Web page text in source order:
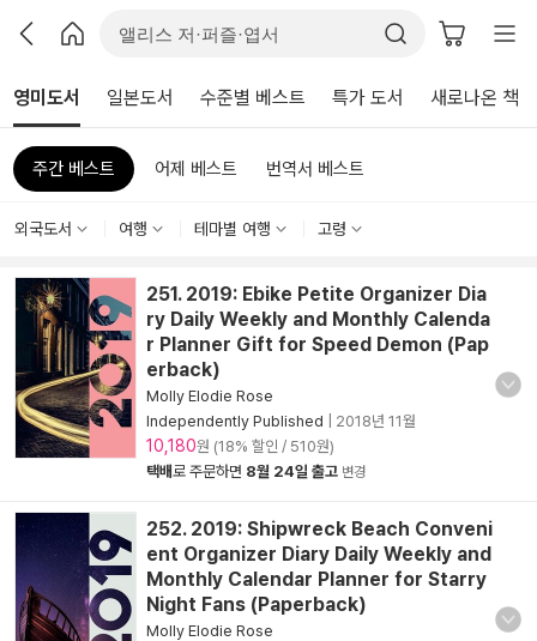
영미도서 일본도서 수준별 베스트 특가 도서 새로나온 책
주간 베스트 어제 베스트 번역서 베스트
외국도서 여행 테마별 여행 고령
251. 2019: Ebike Petite Organizer Dia
ry Daily Weekly and Monthly Calenda
r Planner Gift for Speed Demon (Pap
erback)
Molly Elodie Rose
Independently Published
2018년 11월
10,180원 (18% 할인 / 510원)
택배로 주문하면 8월 24일 출고 변경
252. 2019: Shipwreck Beach Conveni
ent Organizer Diary Daily Weekly and
Monthly Calendar Planner for Starry
Night Fans (Paperback)
Molly Elodie Rose